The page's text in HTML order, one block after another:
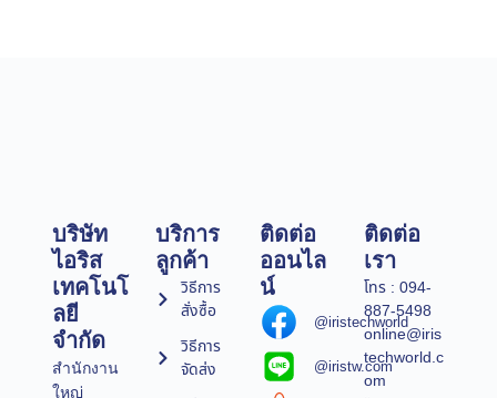
บริษัท
ไอริส
เทคโนโ
ลยี
จำกัด
สำนักงาน
ใหญ่
บริการ
ลูกค้า
วิธีการ
สั่งซื้อ
วิธีการ
จัดส่ง
ติดต่อ
ออนไล
น์
@iristechworld
@iristw.com
ติดต่อ
เรา
โทร : 094-
887-5498
online@iris
techworld.c
om